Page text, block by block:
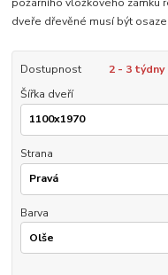
požárního vložkového zámku
dveře dřevěné musí být
Dostupnost
2 - 3 týdny
Šířka dveří
Strana
Barva